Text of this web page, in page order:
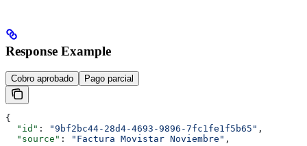
Response Example
Cobro aprobado Pago parcial
{
  "id"
: "9bf2bc44-28d4-4693-9896-7fc1fe1f5b65" ,
  "source"
: "Factura Movistar Noviembre" ,